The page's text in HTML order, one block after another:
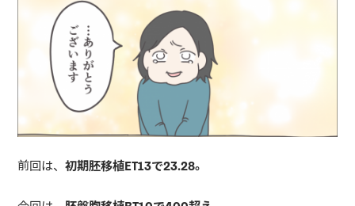
前回は、初期胚移植ET13で23.28。